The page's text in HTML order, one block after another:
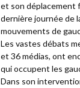
et son déplacement
dernière journée de
mouvements de
Les vastes débats
et 36 médias, ont
qui occupent les
Dans son